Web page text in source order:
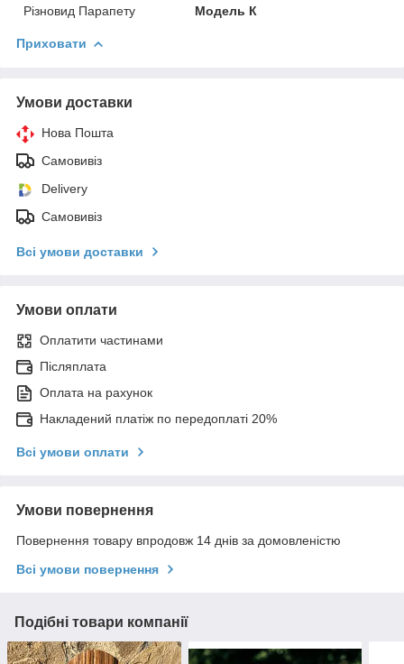
Різновид Парапету
Модель К
Приховати
Умови доставки
Нова Пошта
Самовивіз
Delivery
Самовивіз
Всі умови доставки
Умови оплати
Оплатити частинами
Післяплата
Оплата на рахунок
Накладений платіж по передоплаті 20%
Всі умови оплати
Умови повернення
Повернення товару впродовж 14 днів за домовленістю
Всі умови повернення
Подібні товари компанії